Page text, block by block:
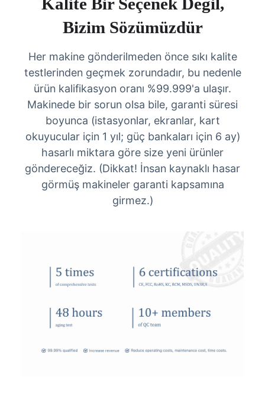
Bizim Sözümüzdür
Her makine gönderilmeden önce sıkı kalite
testlerinden geçmek zorundadır, bu nedenle
ürün kalifikasyon oranı %99.999'a ulaşır.
Makinede bir sorun olsa bile, garanti süresi
boyunca (istasyonlar, ekranlar, kart
okuyucular için 1 yıl; güç bankaları için 6 ay)
hasarlı miktara göre size yeni ürünler
göndereceğiz. (Dikkat! İnsan kaynaklı hasar
görmüş makineler garanti kapsamına
girmez.)